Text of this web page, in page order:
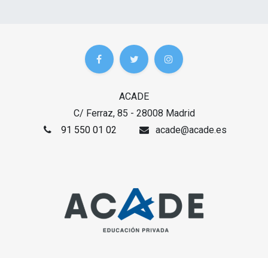
ACADE
C/ Ferraz, 85 - 28008 Madrid
91 550 01 02
acade@acade.es